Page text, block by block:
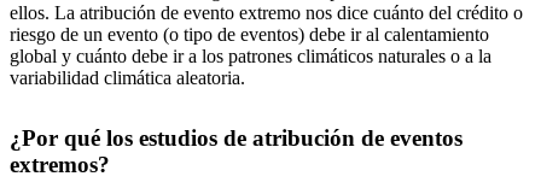
ellos. La atribución de evento extremo nos dice cuánto del crédito o
riesgo de un evento (o tipo de eventos) debe ir al calentamiento
global y cuánto debe ir a los patrones climáticos naturales o a la
variabilidad climática aleatoria.
¿Por qué los estudios de atribución de eventos
extremos?